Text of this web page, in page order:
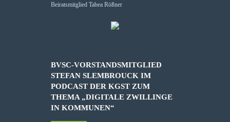
BVSC-VORSTANDSMITGLIED
STEFAN SLEMBROUCK IM
PODCAST DER KGST ZUM
THEMA „DIGITALE ZWILLINGE
IN KOMMUNEN“